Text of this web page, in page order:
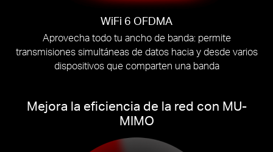
WiFi 6 OFDMA
Aprovecha todo tu ancho de banda: permite
transmisiones simultáneas de datos hacia y desde varios
dispositivos que comparten una banda
Mejora la eficiencia de la red con MU-
MIMO